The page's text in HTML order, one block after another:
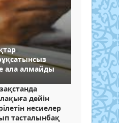
ала алмайды
дейін
несиелер
тасталынбақ